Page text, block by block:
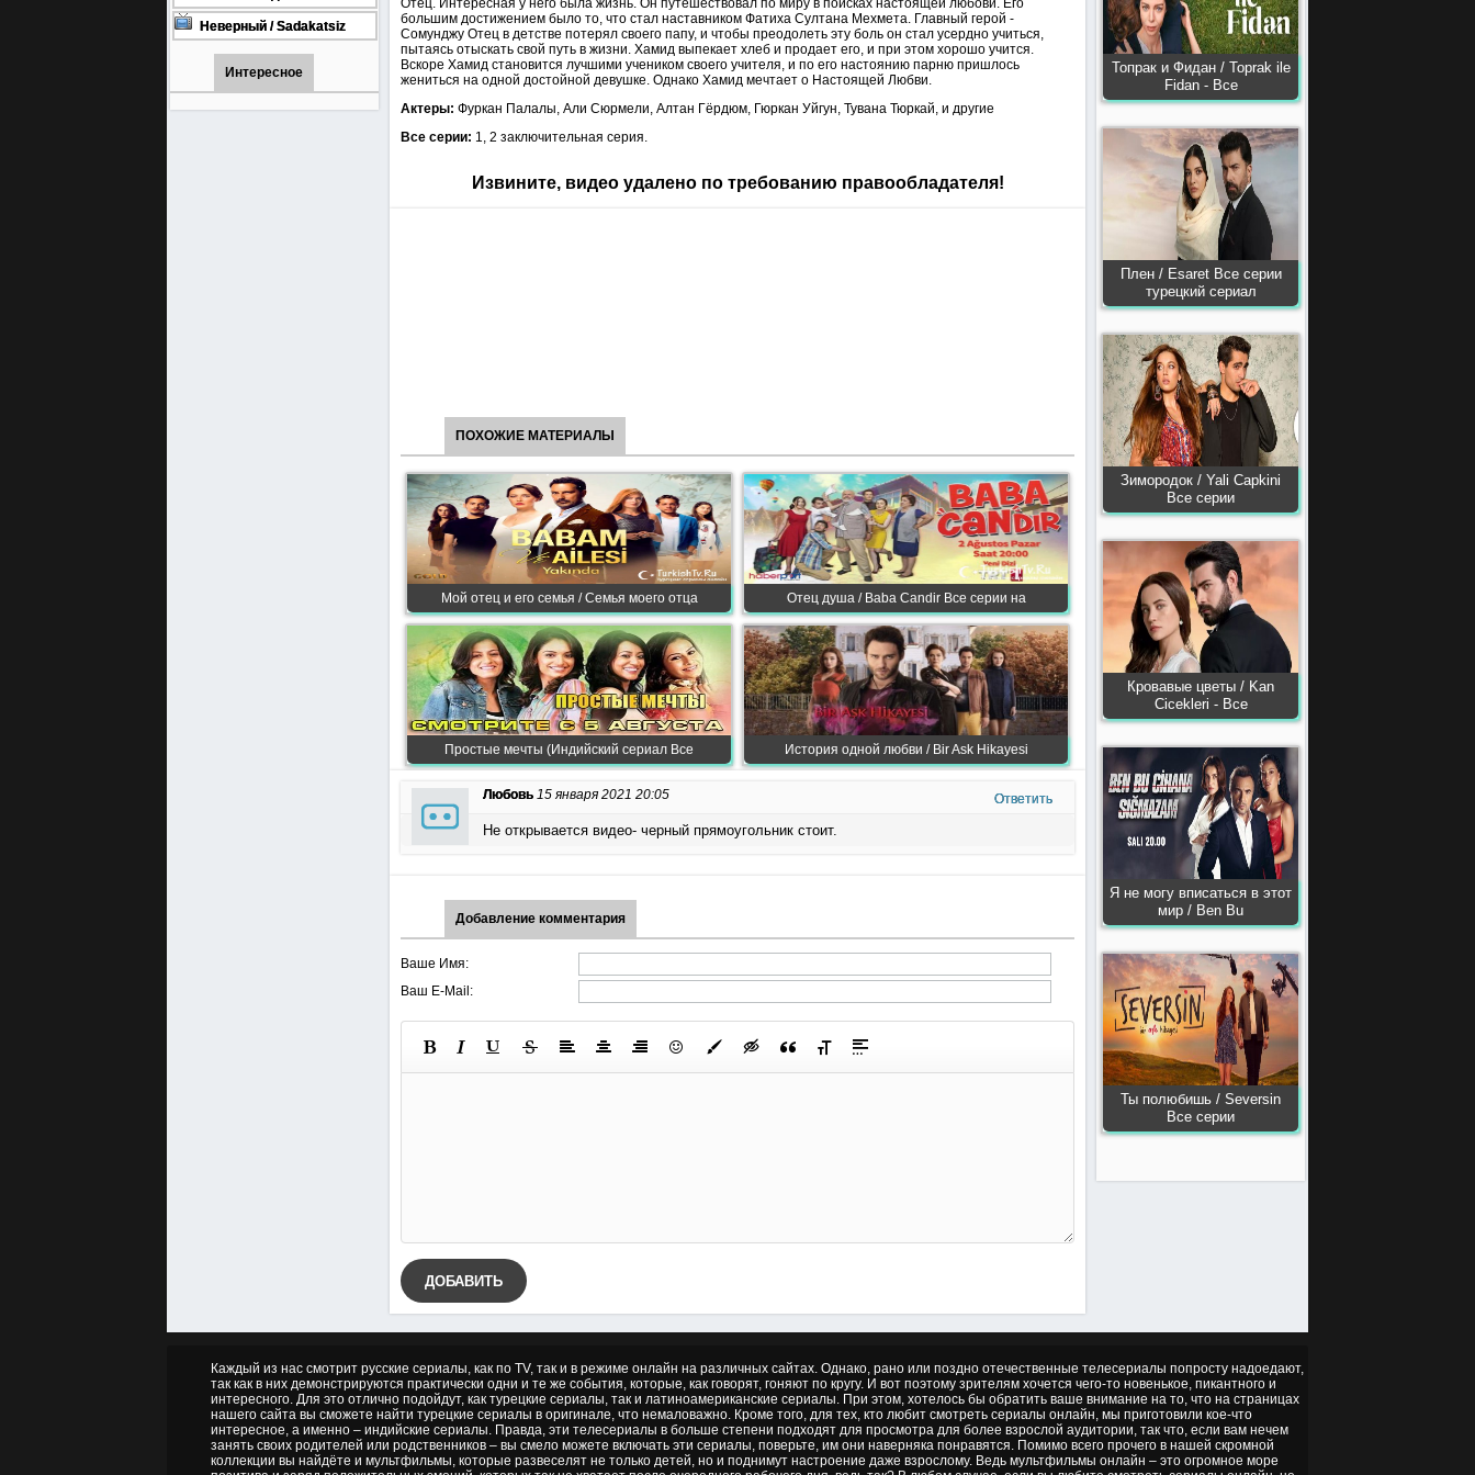
онлайн бесплатно
1001 (Турецкий сериал Все
серии) 1-90 серия
Неверный / Sadakatsiz
Все серии турецкий сериал
смотреть онлайн на
русском языке
Интересное
Топрак и Фидан / Toprak ile
Fidan - Все
Плен / Esaret Все серии
турецкий сериал
Зимородок / Yali Capkini
Все серии
Кровавые цветы / Kan
Сiсekleri - Все
Я не могу вписаться в этот
мир / Ben Bu
Ты полюбишь / Seversin
Все серии
Отец. Интересная у него была жизнь. Он путешествовал по миру в поисках настоящей любови. Его
большим достижением было то, что стал наставником Фатиха Султана Мехмета. Главный герой -
Сомунджу Отец в детстве потерял своего папу, и чтобы преодолеть эту боль он стал усердно учиться,
пытаясь отыскать свой путь в жизни. Хамид выпекает хлеб и продает его, и при этом хорошо учится.
Вскоре Хамид становится лучшими учеником своего учителя, и по его настоянию парню пришлось
жениться на одной достойной девушке. Однако Хамид мечтает о Настоящей Любви.
Актеры: Фуркан Палалы, Али Сюрмели, Алтан Гёрдюм, Гюркан Уйгун, Тувана Тюркай, и другие
Все серии: 1, 2 заключительная серия.
Извините, видео удалено по требованию правообладателя!
ПОХОЖИЕ МАТЕРИАЛЫ
Мой отец и его семья / Семья моего отца Отец душа / Baba Candir Все серии на
Простые мечты (Индийский сериал Все История одной любви / Bir Ask Hikayesi
Любовь 15 января 2021 20:05 Ответить
Не открывается видео- черный прямоугольник стоит.
Добавление комментария
Ваше Имя:
Ваш E-Mail:
ДОБАВИТЬ
Каждый из нас смотрит русские сериалы, как по TV, так и в режиме онлайн на различных сайтах. Однако, рано или поздно отечественные телесериалы попросту надоедают,
так как в них демонстрируются практически одни и те же события, которые, как говорят, гоняют по кругу. И вот поэтому зрителям хочется чего-то новенькое, пикантного и
интересного. Для это отлично подойдут, как турецкие сериалы, так и латиноамериканские сериалы. При этом, хотелось бы обратить ваше внимание на то, что на страницах
нашего сайта вы сможете найти турецкие сериалы в оригинале, что немаловажно. Кроме того, для тех, кто любит смотреть сериалы онлайн, мы приготовили кое-что
интересное, а именно – индийские сериалы. Правда, эти телесериалы в больше степени подходят для просмотра для более взрослой аудитории, так что, если вам нечем
занять своих родителей или родственников – вы смело можете включать эти сериалы, поверьте, им они наверняка понравятся. Помимо всего прочего в нашей скромной
коллекции вы найдёте и мультфильмы, которые развеселят не только детей, но и поднимут настроение даже взрослому. Ведь мультфильмы онлайн – это огромное море